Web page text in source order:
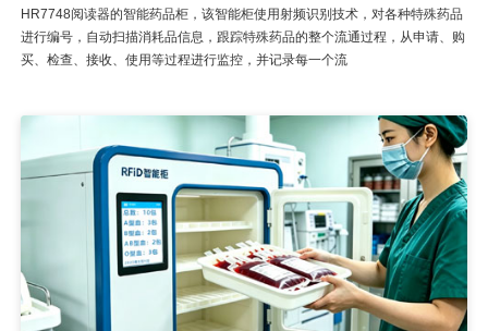
HR7748阅读器的智能药品柜，该智能柜使用射频识别技术，对各种特殊药品
进行编号，自动扫描消耗品信息，跟踪特殊药品的整个流通过程，从申请、购
买、检查、接收、使用等过程进行监控，并记录每一个流